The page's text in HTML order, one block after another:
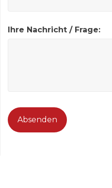
Ihre Nachricht / Frage: